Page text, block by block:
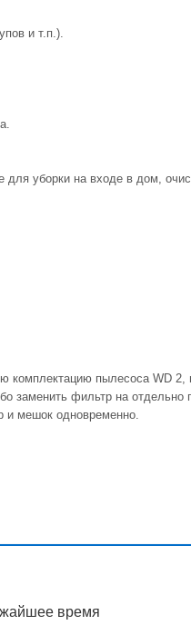
и т.п.).
уборки на входе в дом,
пылесоса WD 2,
заменить фильтр на отдельно
и мешок одновременно.
время